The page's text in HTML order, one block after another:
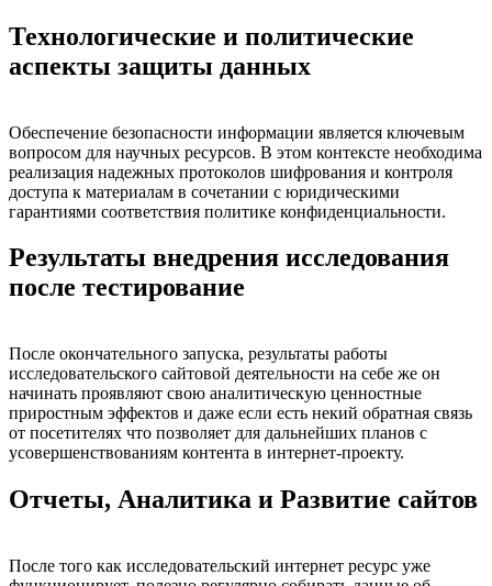
Технологические и политические
аспекты защиты данных
Обеспечение безопасности информации является ключевым
вопросом для научных ресурсов. В этом контексте необходима
реализация надежных протоколов шифрования и контроля
доступа к материалам в сочетании с юридическими
гарантиями соответствия политике конфиденциальности.
Результаты внедрения исследования
после тестирование
После окончательного запуска, результаты работы
исследовательского сайтовой деятельности на себе же он
начинать проявляют свою аналитическую ценностные
приростным эффектов и даже если есть некий обратная связь
от посетителях что позволяет для дальнейших планов с
усовершенствованиям контента в интернет-проекту.
Отчеты, Аналитика и Развитие сайтов
После того как исследовательский интернет ресурс уже